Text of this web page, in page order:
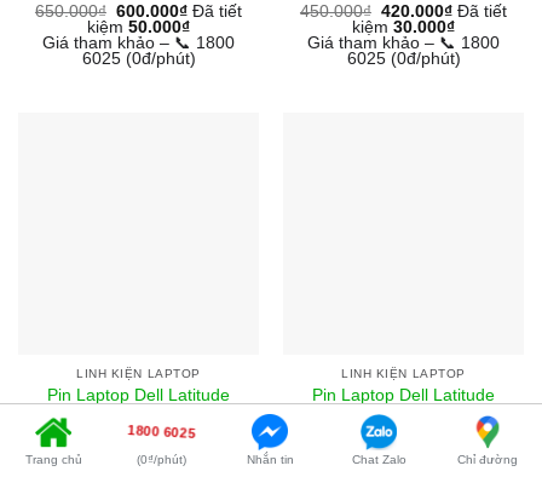
650.000₫ 600.000₫ Đã tiết
kiệm 50.000₫
Giá tham khảo – 📞 1800
6025 (0đ/phút)
450.000₫ 420.000₫ Đã tiết
kiệm 30.000₫
Giá tham khảo – 📞 1800
6025 (0đ/phút)
LINH KIỆN LAPTOP
Pin Laptop Dell Latitude
400.000
350.000₫Đã tiết
50.000₫
Giá tham khảo – 📞 1800
LINH KIỆN LAPTOP
Pin Laptop Dell Latitude
3500
500.000₫ 190.000
Đã tiết
kiệm310.000
₫
Giá tham khảo – 📞 1800
Trang chủ
1800 6025
(0₫/phút) Nhắn tin Chat Zalo Chỉ đường